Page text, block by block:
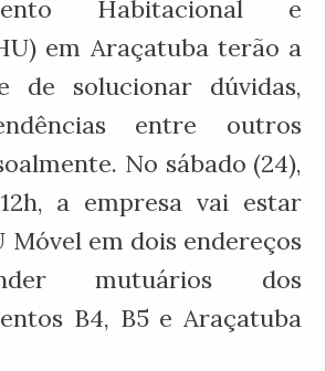
Habitacional e
em Araçatuba terão a
de solucionar dúvidas,
entre outros
No sábado (24),
a empresa vai estar
Móvel em dois endereços
mutuários dos
B4, B5 e Araçatuba